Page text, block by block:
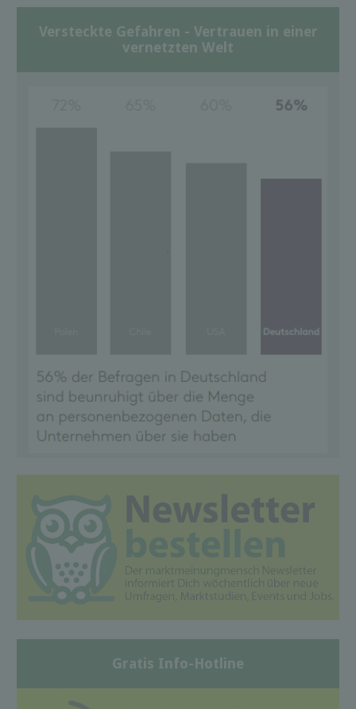
Versteckte Gefahren - Vertrauen in einer
vernetzten Welt
Gratis Info-Hotline